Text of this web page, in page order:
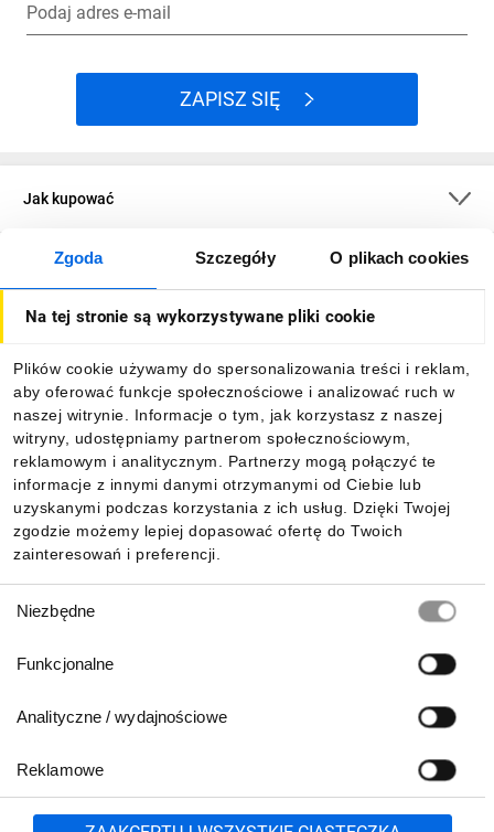
Zgoda Szczegóły O plikach cookies
Na tej stronie są wykorzystywane pliki cookie
Plików cookie używamy do spersonalizowania treści i reklam,
aby oferować funkcje społecznościowe i analizować ruch w
naszej witrynie. Informacje o tym, jak korzystasz z naszej
witryny, udostępniamy partnerom społecznościowym,
reklamowym i analitycznym. Partnerzy mogą połączyć te
informacje z innymi danymi otrzymanymi od Ciebie lub
uzyskanymi podczas korzystania z ich usług. Dzięki Twojej
zgodzie możemy lepiej dopasować ofertę do Twoich
zainteresowań i preferencji.
zgody
Niezbędne
Funkcjonalne
Analityczne / wydajnościowe
Reklamowe
Podaj adres e-mail
ZAPISZ SIĘ
Jak kupować
O firmie
Informacje
Pobierz naszą aplikację mobilną:
801 500 700 lub 71 37 61 600